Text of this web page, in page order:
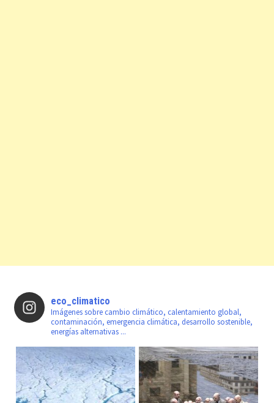
eco_climatico
Imágenes sobre cambio climático, calentamiento global,
contaminación, emergencia climática, desarrollo sostenible,
energías alternativas ...